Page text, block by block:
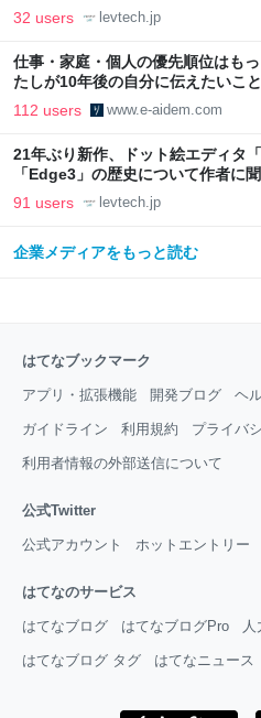
32 users levtech.jp
仕事・家庭・個人の優先順位はも
たしが10年後の自分に伝えたいこ
112 users www.e-aidem.com
21年ぶり新作、ドット絵エディタ
「Edge3」の歴史について作者に
LAB
91 users levtech.jp
企業メディアをもっと読む
はてなブックマーク
アプリ・拡張機能 開発ブログ ヘ
ガイドライン 利用規約 プライバ
利用者情報の外部送信について
公式Twitter
公式アカウント ホットエントリー
はてなのサービス
はてなブログ はてなブログPro
はてなブログ タグ はてなニュース